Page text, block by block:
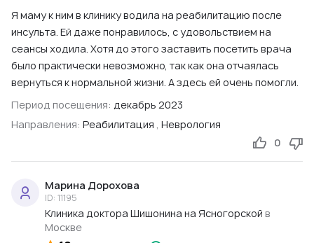
Я маму к ним в клинику водила на реабилитацию после
инсульта. Ей даже понравилось, с удовольствием на
сеансы ходила. Хотя до этого заставить посетить врача
было практически невозможно, так как она отчаялась
вернуться к нормальной жизни. А здесь ей очень помогли.
Период посещения: декабрь 2023
Направления: Реабилитация , Неврология
0
Марина Дорохова
ID: 11195
Клиника доктора Шишонина на Ясногорской в
Москве